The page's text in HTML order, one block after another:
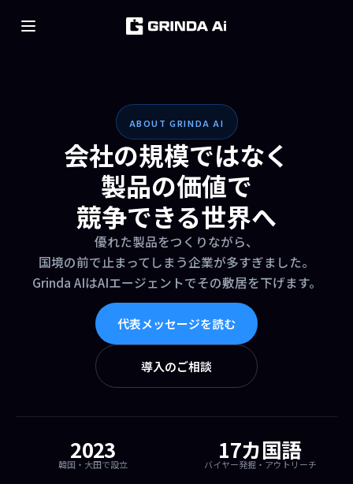
ABOUT GRINDA AI
会社の規模ではなく
製品の価値で
競争できる世界へ
優れた製品をつくりながら、
国境の前で止まってしまう企業が多すぎました。
Grinda AIはAIエージェントでその敷居を下げます。
代表メッセージを読む
導入のご相談
韓国・大田で設立
2023
韓国・大田で設立
バイヤー発掘・
17カ国語
バイヤー発掘・アウトリーチ